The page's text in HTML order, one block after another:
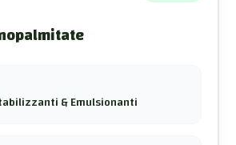
& Emulsionanti